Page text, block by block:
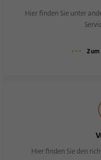
Hier finden Sie unter
Hier finden Sie den
Laufzeit 30 Tage
Dieses